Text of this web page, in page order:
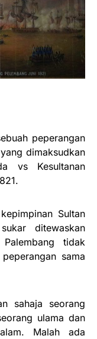
peperangan
dimaksudkan
vs Kesultanan
Sultan
ditewaskan
tidak
sama
sahaja seorang
ulama dan
Malah ada